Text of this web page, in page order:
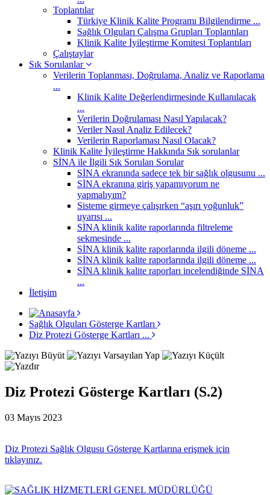
Toplantılar
Türkiye Klinik Kalite Programı Bilgilendirme ...
Sağlık Olguları Çalışma Grupları Toplantıları
Klinik Kalite İyileştirme Komitesi Toplantıları
Çalıştaylar
Sık Sorulanlar
Verilerin Toplanması, Doğrulama, Analiz ve Raporlama
...
Klinik Kalite Değerlendirmesinde Kullanılacak
...
Verilerin Doğrulaması Nasıl Yapılacak?
Veriler Nasıl Analiz Edilecek?
Verilerin Raporlaması Nasıl Olacak?
Klinik Kalite İyileştirme Hakkında Sık sorulanlar
SİNA ile İlgili Sık Sorulan Sorular
SİNA ekranında sadece tek bir sağlık olgusunu ...
SİNA ekranına giriş yapamıyorum ne
yapmalıyım?
Sisteme girmeye çalışırken “aşırı yoğunluk”
uyarısı ...
SİNA klinik kalite raporlarında filtreleme
sekmesinde ...
SİNA klinik kalite raporlarında ilgili döneme ...
SİNA klinik kalite raporlarında ilgili döneme ...
SİNA klinik kalite raporları incelendiğinde SİNA
...
İletişim
Sağlık Olguları Gösterge Kartları
Diz Protezi Gösterge Kartları ...
Diz Protezi Gösterge Kartları (S.2)
03 Mayıs 2023
Diz Protezi Sağlık Olgusu Gösterge Kartlarına erişmek için
tıklayınız.